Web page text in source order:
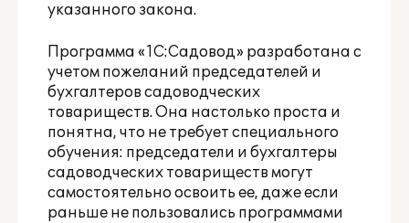
указанного закона.
Программа «1С:Садовод» разработана с
учетом пожеланий председателей и
бухгалтеров садоводческих
товариществ. Она настолько проста и
понятна, что не требует специального
обучения: председатели и бухгалтеры
садоводческих товариществ могут
самостоятельно освоить ее, даже если
раньше не пользовались программами